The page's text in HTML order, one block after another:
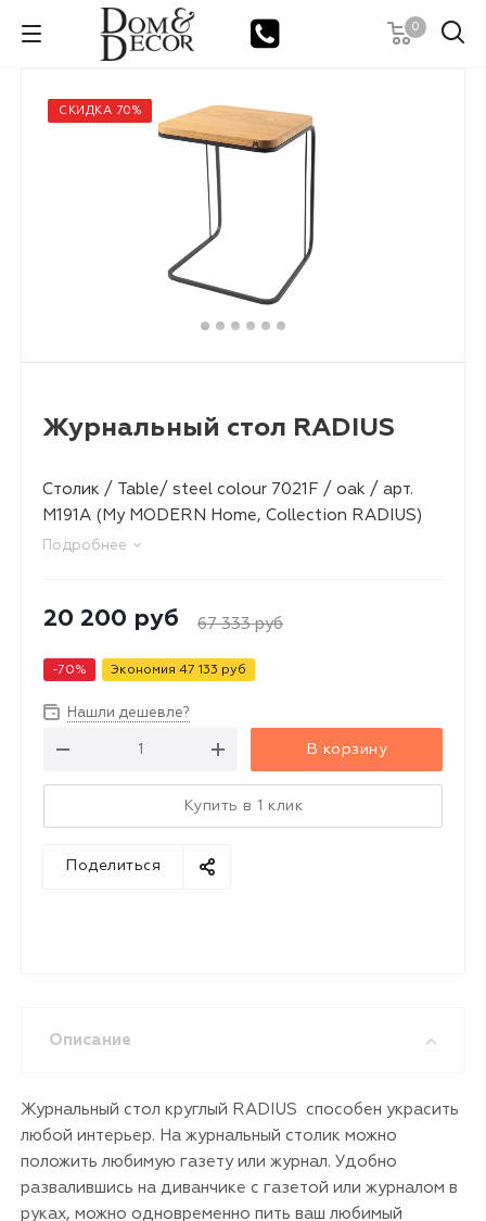
0
СКИДКА 70%
Журнальный стол RADIUS
Столик / Table/ steel colour 7021F / oak / арт.
M191A (My MODERN Home, Collection RADIUS)
Подробнее
20 200 руб 67 333руб
-70% Экономия 47 133 руб
Нашли дешевле?
В корзину
Купить в 1 клик
Поделиться
Описание
Журнальный стол круглый RADIUS способен украсить
любой интерьер. На журнальный столик можно
положить любимую газету или журнал. Удобно
развалившись на диванчике с газетой или журналом в
руках, можно одновременно пить ваш любимый